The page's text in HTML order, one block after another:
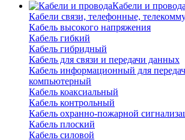
Кабели и провода
Кабели связи, телефонные,
Кабель высокого напряжения
Кабель гибкий
Кабель гибридный
Кабель для связи и передачи данных
Кабель информационный для
компьютерный
Кабель коаксиальный
Кабель контрольный
Кабель охранно-пожарной
Кабель плоский
Кабель силовой